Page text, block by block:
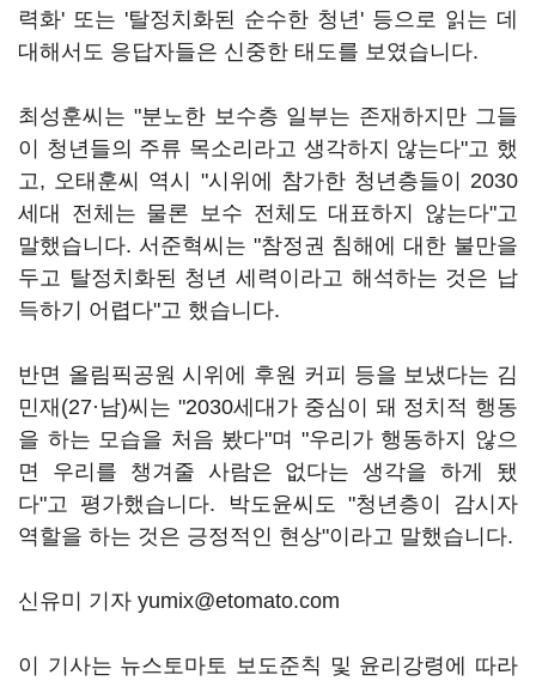
력화' 또는 '탈정치화된 순수한 청년' 등으로 읽는 데
대해서도 응답자들은 신중한 태도를 보였습니다.
최성훈씨는 "분노한 보수층 일부는 존재하지만 그들
이 청년들의 주류 목소리라고 생각하지 않는다"고 했
고, 오태훈씨 역시 "시위에 참가한 청년층들이 2030
세대 전체는 물론 보수 전체도 대표하지 않는다"고
말했습니다. 서준혁씨는 "참정권 침해에 대한 불만을
두고 탈정치화된 청년 세력이라고 해석하는 것은 납
득하기 어렵다"고 했습니다.
반면 올림픽공원 시위에 후원 커피 등을 보냈다는 김
민재(27·남)씨는 "2030세대가 중심이 돼 정치적 행동
을 하는 모습을 처음 봤다"며 "우리가 행동하지 않으
면 우리를 챙겨줄 사람은 없다는 생각을 하게 됐
다"고 평가했습니다. 박도윤씨도 "청년층이 감시자
역할을 하는 것은 긍정적인 현상"이라고 말했습니다.
신유미 기자 yumix@etomato.com
이 기사는 뉴스토마토 보도준칙 및 윤리강령에 따라